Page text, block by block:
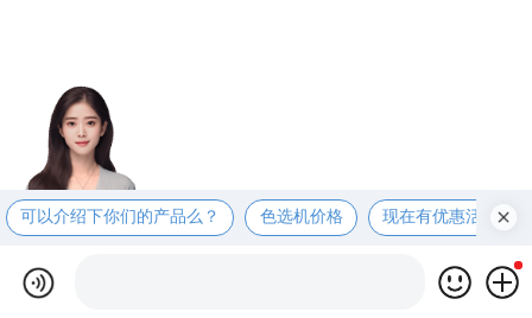
可以介绍下你们的产品么？ 色选机价格 现在有优惠活动么？